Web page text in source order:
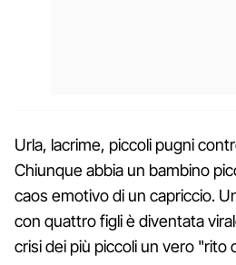
Urla, lacrime, piccoli pugni
Chiunque abbia un bambino
caos emotivo di un capriccio.
con quattro figli è diventata
crisi dei più piccoli un vero "rito